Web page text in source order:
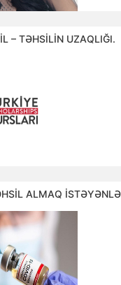
– TƏHSİLİN UZAQLIĞI.
ALMAQ